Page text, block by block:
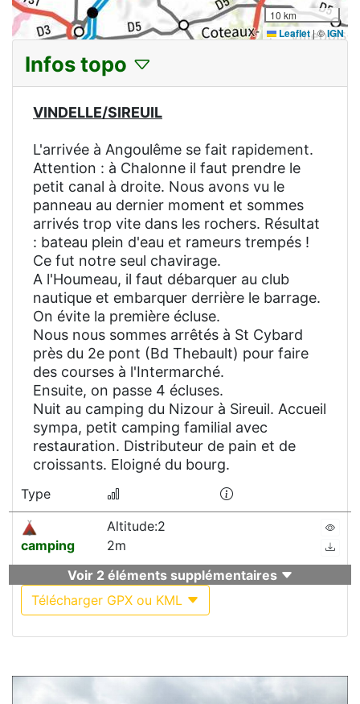
10 km
Leaflet|©IGN
Infos topo
VINDELLE/SIREUIL
L'arrivée à Angoulême se fait rapidement.
Attention : à Chalonne il faut prendre le
petit canal à droite. Nous avons vu le
panneau au dernier moment et sommes
arrivés trop vite dans les rochers. Résultat
: bateau plein d'eau et rameurs trempés !
Ce fut notre seul chavirage.
A l'Houmeau, il faut débarquer au club
nautique et embarquer derrière le barrage.
On évite la première écluse.
Nous nous sommes arrêtés à St Cybard
près du 2e pont (Bd Thebault) pour faire
des courses à l'Intermarché.
Ensuite, on passe 4 écluses.
Nuit au camping du Nizour à Sireuil. Accueil
sympa, petit camping familial avec
restauration. Distributeur de pain et de
croissants. Eloigné du bourg.
Type
camping
Altitude:2
2m
Voir 2 éléments supplémentaires
Télécharger GPX ou KML